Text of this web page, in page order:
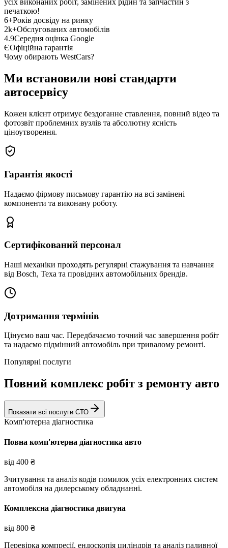
усіх виконаних робіт, замінених рідин та запчастин з
печаткою!
6+Років досвіду на ринку
2k+Обслугованих автомобілів
4.9Середня оцінка Google
ЄОфіційна гарантія
Чому обирають WestCars?
Ми встановили нові стандарти
автосервісу
Кожен клієнт отримує бездоганне ставлення, повний відео та
фотозвіт проблемних вузлів та абсолютну ясність
ціноутворення.
Гарантія якості
Надаємо фірмову письмову гарантію на всі замінені
компоненти та виконану роботу.
Сертифікований персонал
Наші механіки проходять регулярні стажування та навчання
від Bosch, Texa та провідних автомобільних брендів.
Дотримання термінів
Цінуємо ваш час. Передбачаємо точний час завершення робіт
та надаємо підмінний автомобіль при тривалому ремонті.
Популярні послуги
Повний комплекс робіт з ремонту авто
Показати всі послуги СТО
Комп'ютерна діагностика
Повна комп'ютерна діагностика авто
від 400 ₴
Зчитування та аналіз кодів помилок усіх електронних систем
автомобіля на дилерському обладнанні.
Комплексна діагностика двигуна
від 800 ₴
Перевірка компресії, ендоскопія циліндрів та аналіз паливної